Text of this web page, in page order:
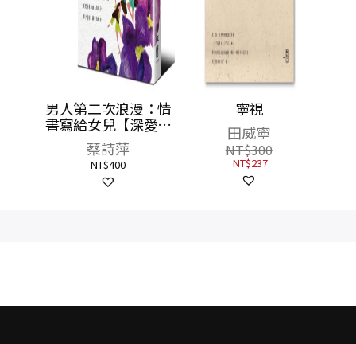
男人第二次浪漫：情
書寫給女兒【深愛親
簽版】
蔡詩萍
NT$400
寧視
田威寧
NT$300
NT$237